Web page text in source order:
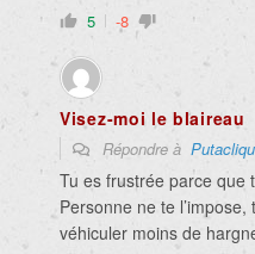
5 -8
Visez-moi le blaireau
Répondre à
Tu es frustrée parce que
Personne ne te
véhiculer moins de